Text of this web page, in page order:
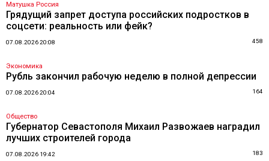
Матушка Россия
Грядущий запрет доступа российских подростков в
соцсети: реальность или фейк?
07.08.2026 20:08 458
Экономика
Рубль закончил рабочую неделю в полной депрессии
07.08.2026 20:04 164
Общество
Губернатор Севастополя Михаил Развожаев наградил
лучших строителей города
07.08.2026 19:42 183